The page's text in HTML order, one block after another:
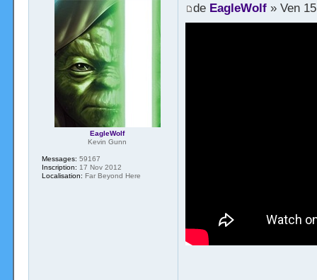
de EagleWolf» Ven
EagleWolf
Kevin Gunn
Messages: 59167
Inscription: 17 Nov 2012
Localisation: Far Beyond Here